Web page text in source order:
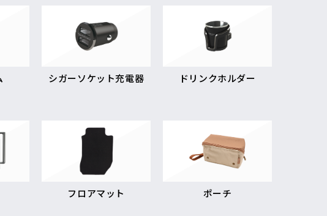
シガーソケット充電器 ドリンクホルダー
フロアマット ポーチ